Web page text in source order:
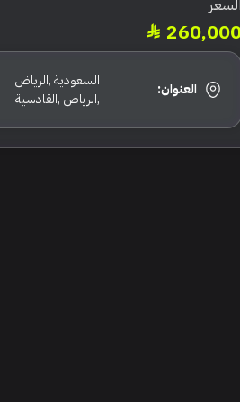
العنوان:
السعودية ,الرياض
,الرياض ,القادسية